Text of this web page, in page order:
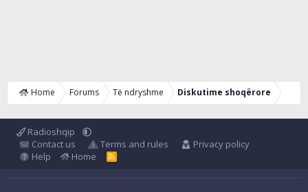
Home Forums Të ndryshme Diskutime shoqërore
Radioshqip
Contact us
Terms and rules
Privacy policy
Help
Home
R